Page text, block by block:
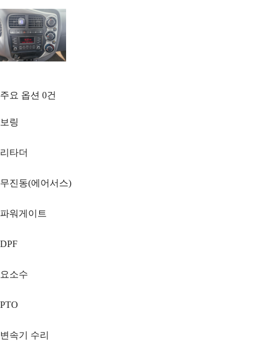
주요 옵션 0건
보링
리타더
무진동(에어서스)
파워게이트
DPF
요소수
PTO
변속기 수리